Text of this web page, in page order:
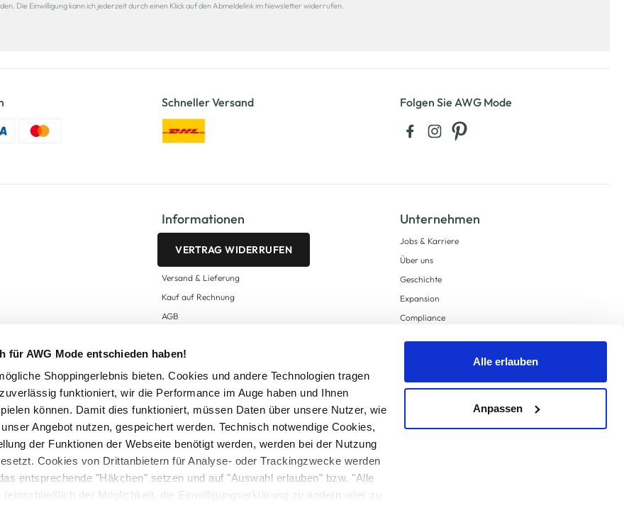
für AWG Mode entschieden haben!
Shoppingerlebnis bieten. Cookies und andere Technologien tragen
funktioniert, wir die Performance im Auge haben und Ihnen
können. Damit dies funktioniert, müssen Daten über unsere Nutzer, wie
Angebot nutzen, gespeichert werden. Technisch notwendige Cookies,
der Funktionen der Webseite benötigt werden, werden bei der Nutzung
Cookies von Drittanbietern für Analyse- oder Trackingzwecke werden
entsprechende "Häkchen" setzen und auf "Auswahl erlauben" bzw. "Alle
(einschließlich der Möglichkeit, die Einwilligungserklärung zu ändern oder zu
Alle erlauben
Anpassen
Die Einwilligung kann ich jederzeit durch einen Klick auf den Abmeldelink im Newsletter widerrufen.
Schneller Versand Folgen Sie AWG Mode
Informationen
VERTRAG WIDERRUFEN
Versand & Lieferung
Kauf auf Rechnung
AGB
Zahlungsarten
Datenschutz
AWG CARD Teilnahmebedingungen
Unternehmen
Jobs & Karriere
Über uns
Geschichte
Expansion
Compliance
Supply Chain Due Diligence
Mehrwertsteuer zzgl.